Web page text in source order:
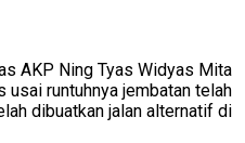
AKP Ning Tyas Widyas Mita
runtuhnya jembatan telah
dibuatkan jalan alternatif di